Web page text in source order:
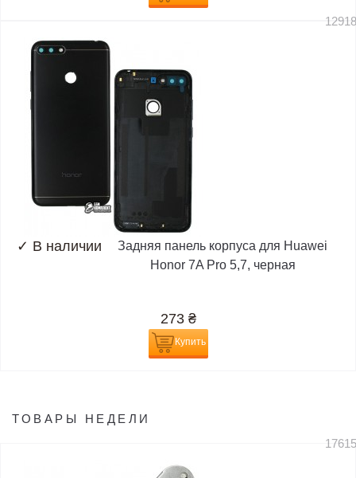
✓ В наличии
Задняя панель корпуса для Huawei
Honor 7A Pro 5,7, черная
273 ₴
Купить
ТОВАРЫ НЕДЕЛИ